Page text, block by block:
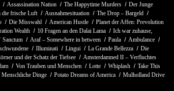
Assassination Nation The Happytime Murders
Der Junge
die frische Luft
Ausnahmesituation
The Drop – Bargeld
Die Misswahl American Hustle
Planet der Affen: Prevolution
Wealth
10 Fragen an den Dalai Lama
Ich war zuhause,
Sanctum Araf – Somewhere in between Paula
Ambulance
Illuminati Lingui La Grande Bellezza
Die
und der Schatz der Tiefsee
Amsterdamned II – Verfluchtes
Von Trauben und Menschen Lotte Whiplash
Take This
Menschliche Dinge Potato Dreams of America Mulholland Drive